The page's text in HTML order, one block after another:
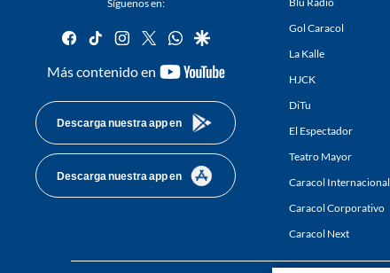
Síguenos en:
facebook
tiktok instagram
twitterwhatsapp
google
Más contenido en
youtube-
Descarga nuestra app en
Descarga nuestra app en
Gol Caracol
La Kalle
HJCK
DiTu
El Espectador
Teatro Mayor
Caracol Internacional
Caracol Corporativo
Caracol Next